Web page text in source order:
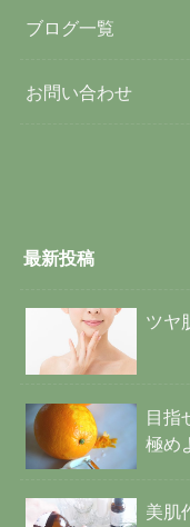
ブログ一覧
お問い合わせ
最新投稿
ツヤ
目指
極め
美肌